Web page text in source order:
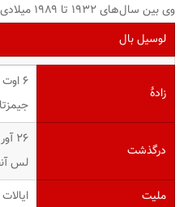
وی بین سال‌های ۱۹۳۲ تا ۱۹۸۹ میلادی فعالیت می‌کرد.
لوسیل بال
زادهٔ
۶ اوت ۱۹۱۱
درگذشت
۲۶ آوریل ۱۹۸۹ (۷۷ سال)
لس
ملیت